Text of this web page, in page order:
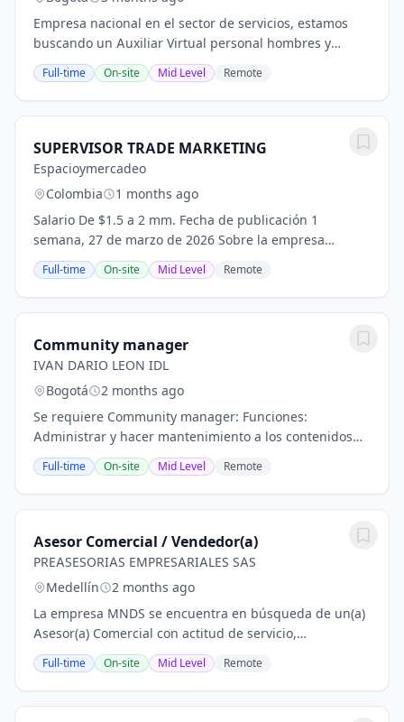
Empresa nacional en el sector de servicios, estamos
buscando un Auxiliar Virtual personal hombres y
mujeres de 18 años años en adelante, comprometido y
proactivo para unirse a nuestro equipo en la...
Full-time On-site Mid Level Remote
SUPERVISOR TRADE MARKETING
Espacioymercadeo
Colombia
1 months ago
Salario De $1.5 a 2 mm. Fecha de publicación 1
semana, 27 de marzo de 2026 Sobre la empresa
Espacio y Mercadeo es una compañía comprometida
con un ambiente de trabajo cálido y humano.
Garantizamos...
Full-time On-site Mid Level Remote
Community manager
IVAN DARIO LEON IDL
Bogotá
2 months ago
Se requiere Community manager: Funciones:
Administrar y hacer mantenimiento a los contenidos
publicados en la página web, redes sociales. Crear
contenidos y definir las formas de expresión escritas
y...
Full-time On-site Mid Level Remote
Asesor Comercial / Vendedor(a)
PREASESORIAS EMPRESARIALES SAS
Medellín
2 months ago
La empresa MNDS se encuentra en búsqueda de un(a)
Asesor(a) Comercial con actitud de servicio,
habilidades de negociación y orientación al
cumplimiento de metas. Condiciones laborales Tipo
de...
Full-time On-site Mid Level Remote